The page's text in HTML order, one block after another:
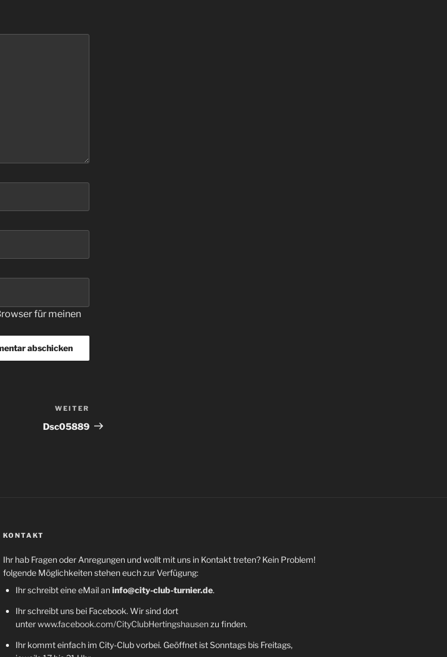
für meinen
Beitrag
WEITER
Dsc05889
KONTAKT
Ihr hab Fragen oder Anregungen und wollt mit uns in Kontakt treten? Kein Problem!
folgende Möglichkeiten stehen euch zur Verfügung:
Ihr schreibt eine eMail aninfo@city-club-turnier.de.
Ihr schreibt uns bei Facebook. Wir sind dort
unterwww.facebook.com/CityClubHertingshausenzu finden.
Ihr kommt einfach im City-Club vorbei. Geöffnet ist Sonntags bis Freitags,